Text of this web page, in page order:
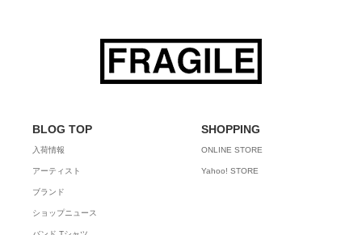
BLOG TOP
入荷情報
アーティスト
ブランド
ショップニュース
SHOPPING
ONLINE STORE
Yahoo! STORE